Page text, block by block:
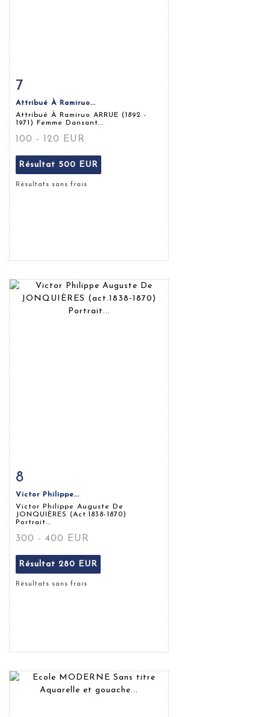
Fiche détaillée
7
Attribué À Ramiruo...
Attribué À Ramiruo ARRUE (1892 -
1971) Femme Dansant...
100 - 120 EUR
Résultat 500 EUR
Résultats sans frais
Fiche détaillée
8
Victor Philippe...
Victor Philippe Auguste De
JONQUIÈRES (act.1838-1870)
Portrait...
300 - 400 EUR
Résultat 280 EUR
Résultats sans frais